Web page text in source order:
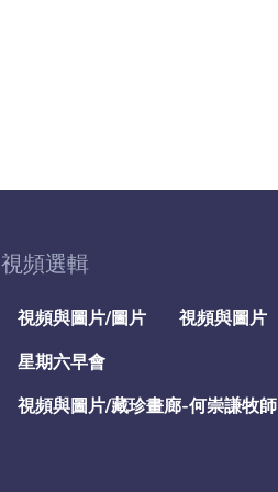
視頻選輯
視頻與圖片/圖片
視頻與圖片
星期六早會
視頻與圖片/藏珍畫廊-何崇謙牧師